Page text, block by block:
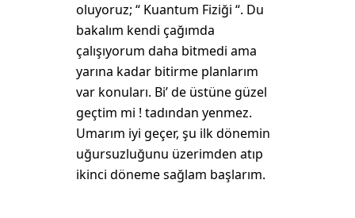
oluyoruz; “ Kuantum Fiziği “. Du
bakalım kendi çağımda
çalışıyorum daha bitmedi ama
yarına kadar bitirme planlarım
var konuları. Bi’ de üstüne güzel
geçtim mi ! tadından yenmez.
Umarım iyi geçer, şu ilk dönemin
uğursuzluğunu üzerimden atıp
ikinci döneme sağlam başlarım.